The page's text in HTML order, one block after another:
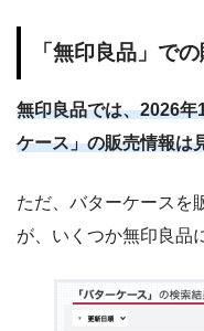
「無印良品」で
無印良品では、2026
ケース」の販売情報は
ただ、バターケースを
が、いくつか無印良品